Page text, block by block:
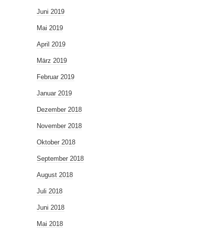
Juni 2019
Mai 2019
April 2019
März 2019
Februar 2019
Januar 2019
Dezember 2018
November 2018
Oktober 2018
September 2018
August 2018
Juli 2018
Juni 2018
Mai 2018